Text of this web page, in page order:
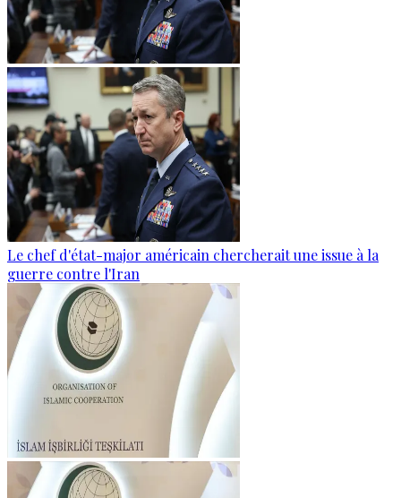
Le chef d'état-major américain chercherait une issue à la
guerre contre l'Iran